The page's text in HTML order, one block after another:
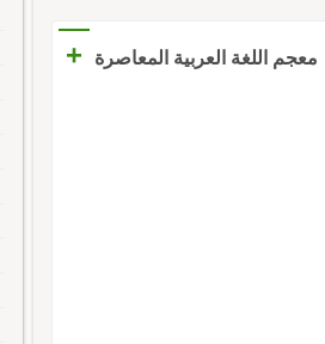
معجم اللغة العربية المعاصرة +